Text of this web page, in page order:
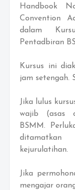
Handbook
Convention
dalam
Pentadbiran
Kursus ini
jam setengah.
Jika lulus
wajib (asas
BSMM.
ditamatkan
kejurulatihan.
Jika
mengajar